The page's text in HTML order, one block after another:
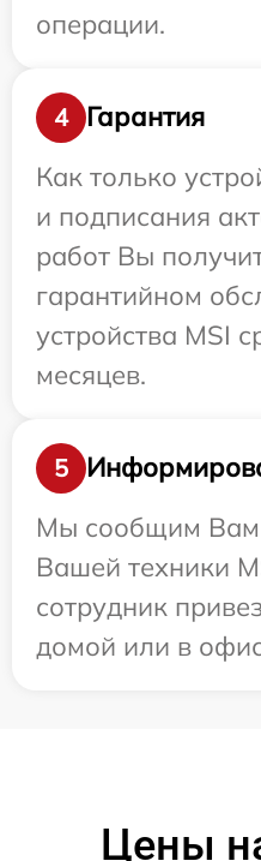
операции.
4
Гарантия
Как только
и подписания
работ Вы
гарантийном
устройства MSI
месяцев.
5
Мы сообщим Вам
Вашей техники
сотрудник
домой или в
Цены